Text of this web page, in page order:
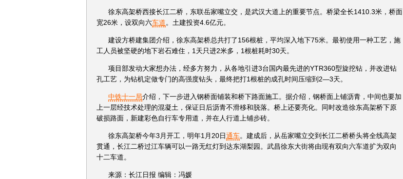
徐东高架桥西接长江二桥，东联岳家嘴立交，是武汉大道上的重要节点。桥梁全长1410.3米，桥面
宽26米，设双向六车道。土建投资4.6亿元。
建设方桥建集团介绍，徐东高架桥总共打了156根桩，平均深入地下75米。最初使用一种工艺，施
工人员被坚硬的地下岩石难住，1天只进2米多，1根桩耗时30天。
项目部发动大家想办法，经多方努力，从各地引进3台国内最先进的YTR360型旋挖钻，并改进钻
孔工艺，为钻机定做专门的高强度钻头，最终把打1根桩的成孔时间压缩到2—3天。
中铁十一局介绍，下一步进入钢桥面铺装和桥下路面施工。据介绍，钢桥面上铺沥青，中间也要加
上一层经技术处理的混凝土，保证日后沥青不滑移和脱落。桥上还要亮化。同时改造徐东高架桥下原
破损路面，新建彩色自行车专用道，并在人行道上铺步砖。
徐东高架桥今年3月开工，明年1月20日通车。建成后，从岳家嘴立交到长江二桥桥头将全线高架
贯通，长江二桥过江车辆可以一路无红灯到达东湖梨园。武昌徐东大街将由现有双向六车道扩为双向
十二车道。
来源：长江日报 编辑：冯媛